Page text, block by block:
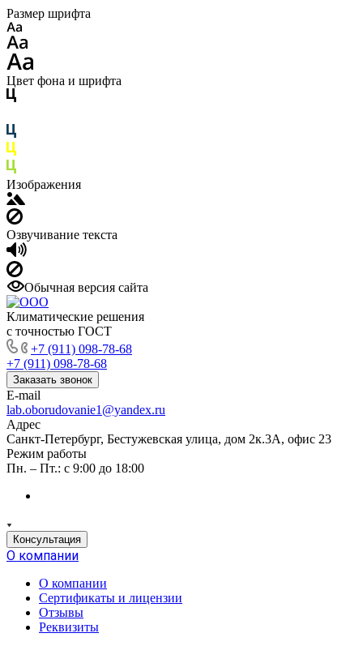
Размер шрифта
Цвет фона и шрифта
Изображения
Озвучивание текста
Обычная версия сайта
Климатические решения
с точностью ГОСТ
+7 (911) 098-78-68
+7 (911) 098-78-68
Заказать звонок
E-mail
lab.oborudovanie1@yandex.ru
Адрес
Санкт-Петербург, Бестужевская улица, дом 2к.3А, офис 23
Режим работы
Пн. – Пт.: с 9:00 до 18:00
Консультация
О компании
О компании
Сертификаты и лицензии
Отзывы
Реквизиты